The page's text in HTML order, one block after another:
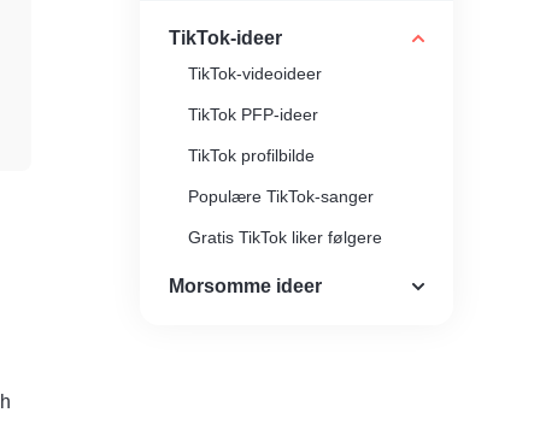
TikTok-ideer
TikTok-videoideer
TikTok PFP-ideer
TikTok profilbilde
Populære TikTok-sanger
Gratis TikTok liker følgere
Lag en TikTok Go Viral
Morsomme ideer